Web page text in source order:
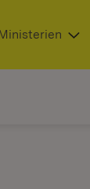
Fenster)